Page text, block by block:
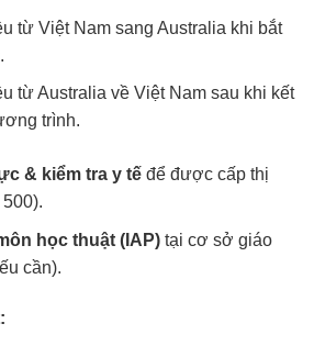
từ Việt Nam sang Australia khi bắt
từ Australia về Việt Nam sau khi kết
trình.
& kiểm tra y tếđể được cấp thị
học thuật (IAP)tại cơ sở giáo
cần).